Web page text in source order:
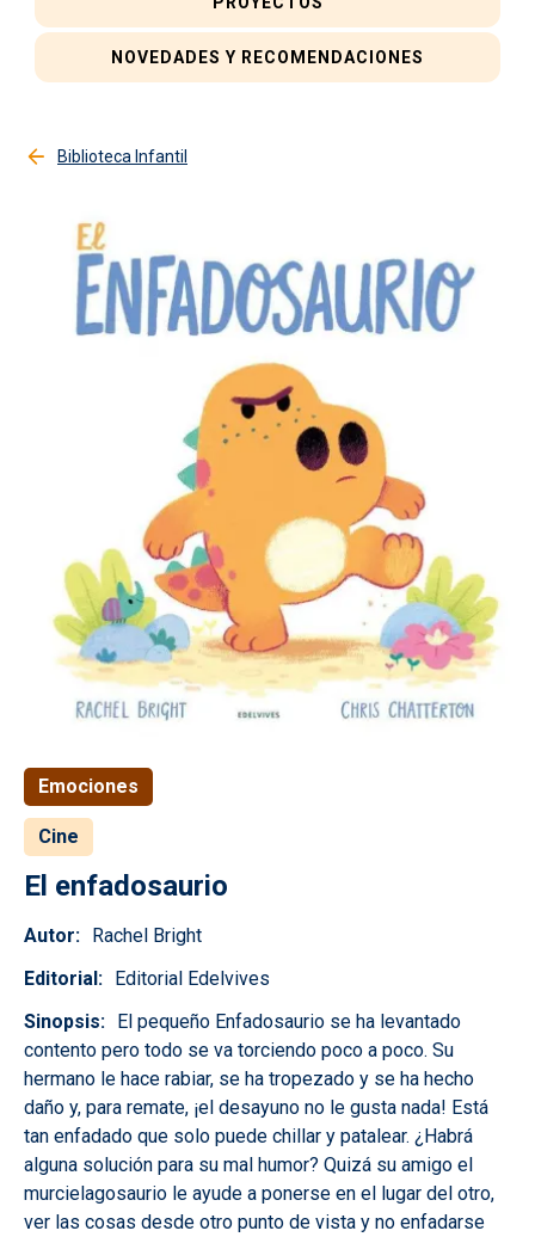
NOVEDADES Y RECOMENDACIONES
Biblioteca Infantil
Emociones
Cine
El enfadosaurio
Autor
Rachel Bright
Editorial
Editorial Edelvives
Sinopsis
El pequeño Enfadosaurio se ha levantado
contento pero todo se va torciendo poco a poco. Su
hermano le hace rabiar, se ha tropezado y se ha hecho
daño y, para remate, ¡el desayuno no le gusta nada! Está
tan enfadado que solo puede chillar y patalear. ¿Habrá
alguna solución para su mal humor? Quizá su amigo el
murcielagosaurio le ayude a ponerse en el lugar del otro,
ver las cosas desde otro punto de vista y no enfadarse